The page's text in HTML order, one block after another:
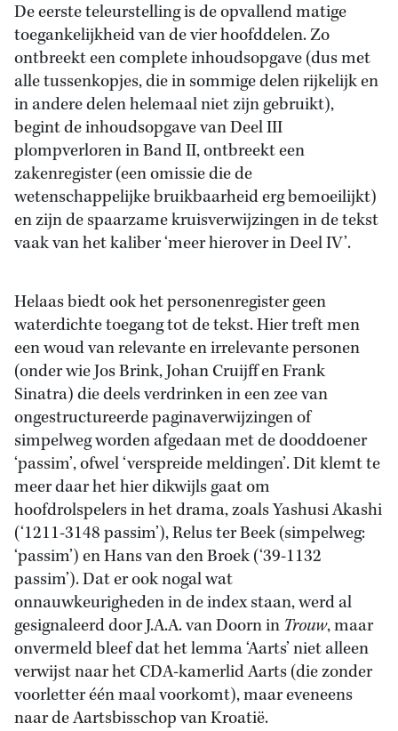
De eerste teleurstelling is de opvallend matige
toegankelijkheid van de vier hoofddelen. Zo
ontbreekt een complete inhoudsopgave (dus met
alle tussenkopjes, die in sommige delen rijkelijk en
in andere delen helemaal niet zijn gebruikt),
begint de inhoudsopgave van Deel III
plompverloren in Band II, ontbreekt een
zakenregister (een omissie die de
wetenschappelijke bruikbaarheid erg bemoeilijkt)
en zijn de spaarzame kruisverwijzingen in de tekst
vaak van het kaliber ‘meer hierover in Deel IV’.
Helaas biedt ook het personenregister geen
waterdichte toegang tot de tekst. Hier treft men
een woud van relevante en irrelevante personen
(onder wie Jos Brink, Johan Cruijff en Frank
Sinatra) die deels verdrinken in een zee van
ongestructureerde paginaverwijzingen of
simpelweg worden afgedaan met de dooddoener
‘passim’, ofwel ‘verspreide meldingen’. Dit klemt te
meer daar het hier dikwijls gaat om
hoofdrolspelers in het drama, zoals Yashusi Akashi
(‘1211-3148 passim’), Relus ter Beek (simpelweg:
‘passim’) en Hans van den Broek (‘39-1132
passim’). Dat er ook nogal wat
onnauwkeurigheden in de index staan, werd al
gesignaleerd door J.A.A. van Doorn inTrouw, maar
onvermeld bleef dat het lemma ‘Aarts’ niet alleen
verwijst naar het CDA-kamerlid Aarts (die zonder
voorletter één maal voorkomt), maar eveneens
naar de Aartsbisschop van Kroatië.